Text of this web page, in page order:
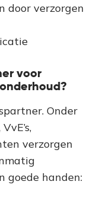
door verzorgen
voor
Onder
verzorgen
goede handen: